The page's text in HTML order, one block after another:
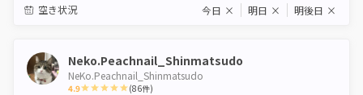
空き状況 今日 × 明日 × 明後日 ×
Neko.Peachnail_Shinmatsudo
NeKo.Peachnail_Shinmatsudo
4.9 (86件)